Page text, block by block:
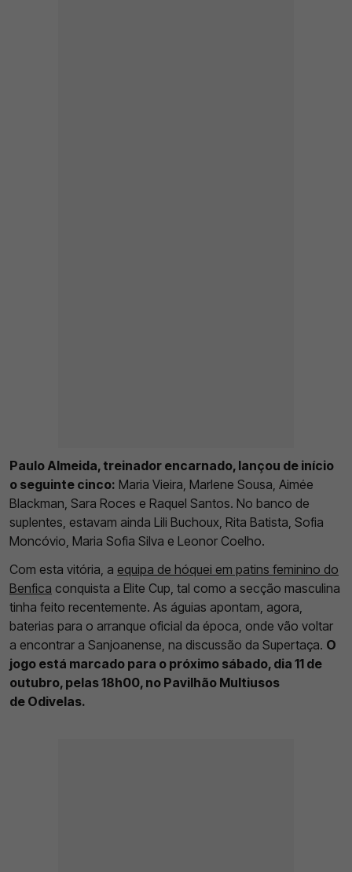
Paulo Almeida, treinador encarnado, lançou de início
o seguinte cinco: Maria Vieira, Marlene Sousa, Aimée
Blackman, Sara Roces e Raquel Santos. No banco de
suplentes, estavam ainda Lili Buchoux, Rita Batista, Sofia
Moncóvio, Maria Sofia Silva e Leonor Coelho.
Com esta vitória, a equipa de hóquei em patins feminino do
Benfica conquista a Elite Cup, tal como a secção masculina
tinha feito recentemente. As águias apontam, agora,
baterias para o arranque oficial da época, onde vão voltar
a encontrar a Sanjoanense, na discussão da Supertaça. O
jogo está marcado para o próximo sábado, dia 11 de
outubro, pelas 18h00, no Pavilhão Multiusos
de Odivelas.